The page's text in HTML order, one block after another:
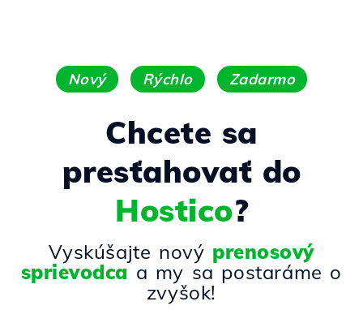
Nový Rýchlo Zadarmo
Chcete sa
presťahovať do
Hostico?
Vyskúšajte nový prenosový
sprievodca a my sa postaráme o
zvyšok!